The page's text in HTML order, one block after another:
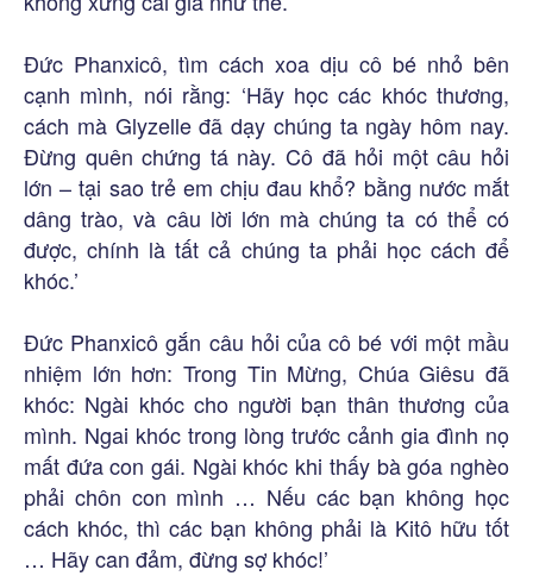
Đức Phanxicô, tìm cách xoa dịu cô bé nhỏ bên
cạnh mình, nói rằng: ‘Hãy học các khóc thương,
cách mà Glyzelle đã dạy chúng ta ngày hôm nay.
Đừng quên chứng tá này. Cô đã hỏi một câu hỏi
lớn – tại sao trẻ em chịu đau khổ? bằng nước mắt
dâng trào, và câu lời lớn mà chúng ta có thể có
được, chính là tất cả chúng ta phải học cách để
khóc.’
Đức Phanxicô gắn câu hỏi của cô bé với một mầu
nhiệm lớn hơn: Trong Tin Mừng, Chúa Giêsu đã
khóc: Ngài khóc cho người bạn thân thương của
mình. Ngai khóc trong lòng trước cảnh gia đình nọ
mất đứa con gái. Ngài khóc khi thấy bà góa nghèo
phải chôn con mình … Nếu các bạn không học
cách khóc, thì các bạn không phải là Kitô hữu tốt
… Hãy can đảm, đừng sợ khóc!’